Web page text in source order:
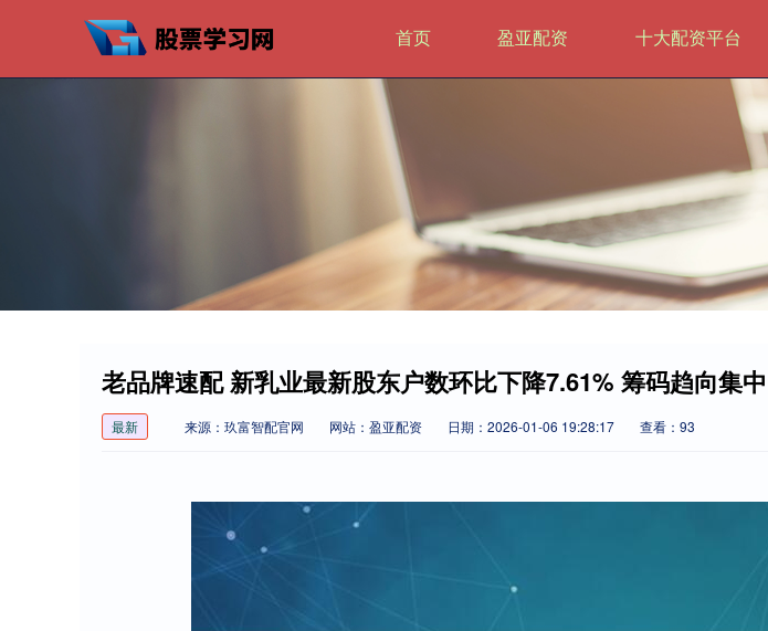
首页 盈亚配资 十大配资平台
老品牌速配 新乳业最新股东户数环比下降7.61% 筹码趋向集中
最新 来源：玖富智配官网 网站：盈亚配资 日期：2026-01-06 19:28:17 查看：93